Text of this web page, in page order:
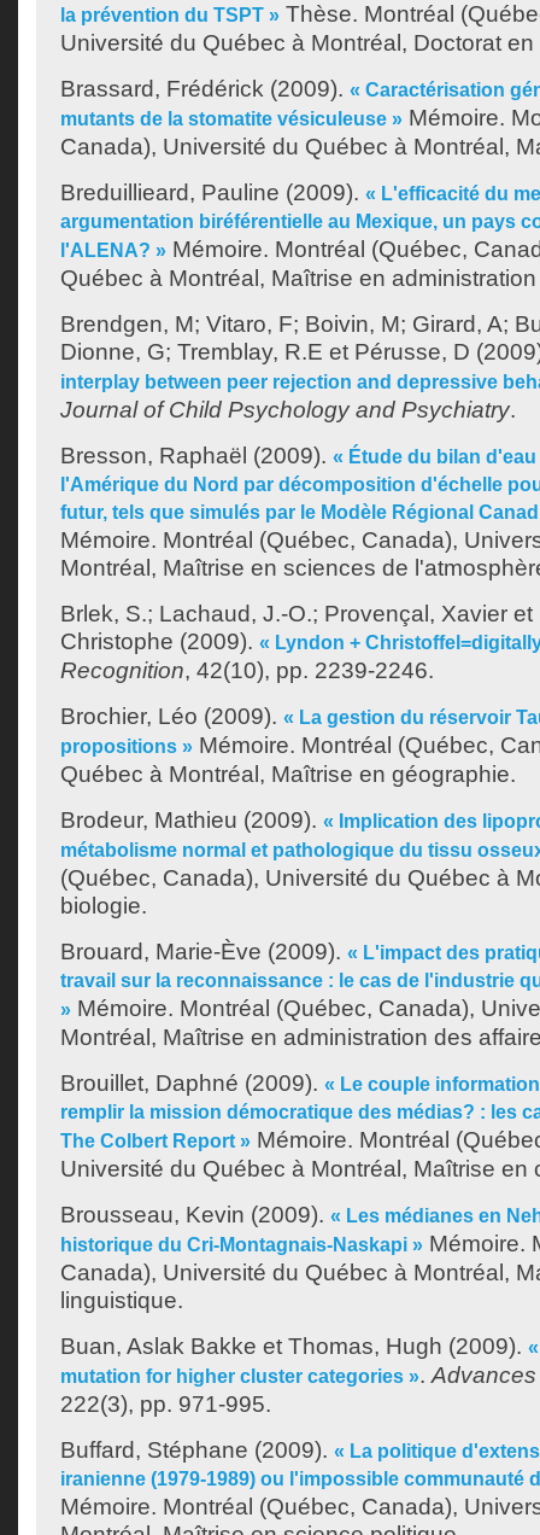
la prévention du TSPT » Thèse. Montréal
Université du Québec à Montréal, Doctorat
Brassard, Frédérick (2009). « Caractérisation
mutants de la stomatite vésiculeuse » Mémoire.
Canada), Université du Québec à Montréal,
Breduillieard, Pauline (2009). « L'efficacité du
argumentation biréférentielle au Mexique, un pays
l'ALENA? » Mémoire. Montréal (Québec,
Québec à Montréal, Maîtrise en
Brendgen, M; Vitaro, F; Boivin, M; Girard, A;
Dionne, G; Tremblay, R.E et Pérusse, D
interplay between peer rejection and depressive
Journal of Child Psychology and Psychiatry.
Bresson, Raphaël (2009). « Étude du bilan
l'Amérique du Nord par décomposition d'échelle
futur, tels que simulés par le Modèle Régional
Mémoire. Montréal (Québec, Canada),
Montréal, Maîtrise en sciences de
Brlek, S.; Lachaud, J.-O.; Provençal, Xavier et
Christophe (2009). « Lyndon +
Recognition, 42(10), pp. 2239-2246.
Brochier, Léo (2009). « La gestion du réservoir
propositions » Mémoire. Montréal (Québec,
Québec à Montréal, Maîtrise en géographie.
Brodeur, Mathieu (2009). « Implication des
métabolisme normal et pathologique du tissu
(Québec, Canada), Université du Québec à
biologie.
Brouard, Marie-Ève (2009). « L'impact des
travail sur la reconnaissance : le cas de l'industrie
» Mémoire. Montréal (Québec, Canada),
Montréal, Maîtrise en administration des
Brouillet, Daphné (2009). « Le couple
remplir la mission démocratique des médias? : les
The Colbert Report » Mémoire. Montréal
Université du Québec à Montréal, Maîtrise en
Brousseau, Kevin (2009). « Les médianes en
historique du Cri-Montagnais-Naskapi » Mémoire.
Canada), Université du Québec à Montréal,
linguistique.
Buan, Aslak Bakke et Thomas, Hugh (2009).
mutation for higher cluster categories ».
222(3), pp. 971-995.
Buffard, Stéphane (2009). « La politique
iranienne (1979-1989) ou l'impossible communauté
Mémoire. Montréal (Québec, Canada),